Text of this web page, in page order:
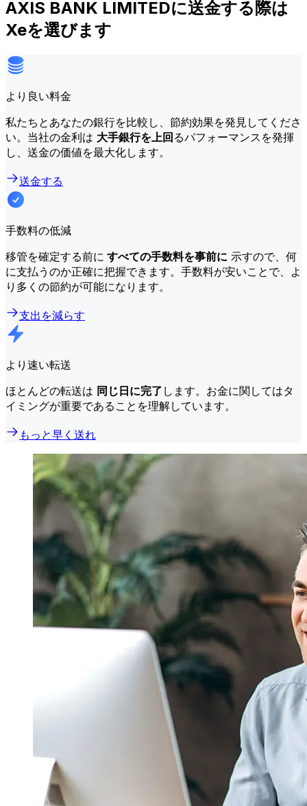
AXIS BANK LIMITEDに送金する際は
Xeを選びます
より良い料金
私たちとあなたの銀行を比較し、節約効果を発見してくださ
い。当社の金利は 大手銀行を上回るパフォーマンスを発揮
し、送金の価値を最大化します。
送金する
手数料の低減
移管を確定する前に すべての手数料を事前に 示すので、何
に支払うのか正確に把握できます。手数料が安いことで、よ
り多くの節約が可能になります。
支出を減らす
より速い転送
ほとんどの転送は 同じ日に完了 します。お金に関してはタ
イミングが重要であることを理解しています。
もっと早く送れ